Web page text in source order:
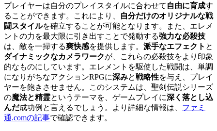
プレイヤーは自分のプレイスタイルに合わせて 自由に育成す
ることができます。これにより、
自分だけのオリジナルな戦
闘スタイルを確立することが可能となります。また、エレメ
ントの力を最大限に引き出すことで発動する強力な必殺技
は、敵を一掃する爽快感を提供します。 派手なエフェクト と
ダイナミックなカメラワークが、これらの必殺技をより印象
的なものにしています。エレメントを駆使した戦闘は、単調
になりがちなアクションRPGに深みと戦略性を与え、プレイ
ヤーを飽きさせません。このシステムは、聖剣伝説シリーズ
の魔法と精霊というテーマを、ゲームプレイに深く落とし込
んだ成功例と言えるでしょう。より詳細な情報は、 ファミ
通.comの記事で確認できます。